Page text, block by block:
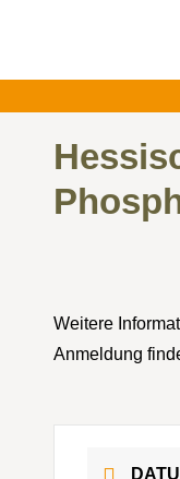
Weitere
Anmeldung